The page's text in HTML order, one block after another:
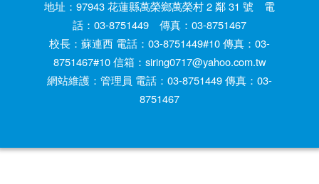
地址：97943 花蓮縣萬榮鄉萬榮村 2 鄰 31 號 電
話：03-8751449 傳真：03-8751467
校長：蘇連西 電話：03-8751449#10 傳真：03-
8751467#10 信箱：siring0717@yahoo.com.tw
網站維護：管理員 電話：03-8751449 傳真：03-
8751467